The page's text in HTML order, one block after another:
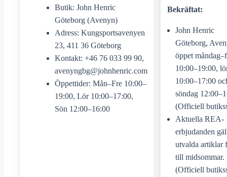
Butik: John Henric
Göteborg (Avenyn)
Adress: Kungsportsavenyen
23, 411 36 Göteborg
Kontakt: +46 76 033 99 90,
avenyngbg@johnhenric.com
Öppettider: Mån–Fre 10:00–
19:00, Lör 10:00–17:00,
Sön 12:00–16:00
Bekräftat:
John Henric
Göteborg,
öppet
10:00–19:00,
10:00–17:00
söndag
(Officiell
Aktuella REA-
erbjudanden
utvalda artiklar
till midsommar.
(Officiell